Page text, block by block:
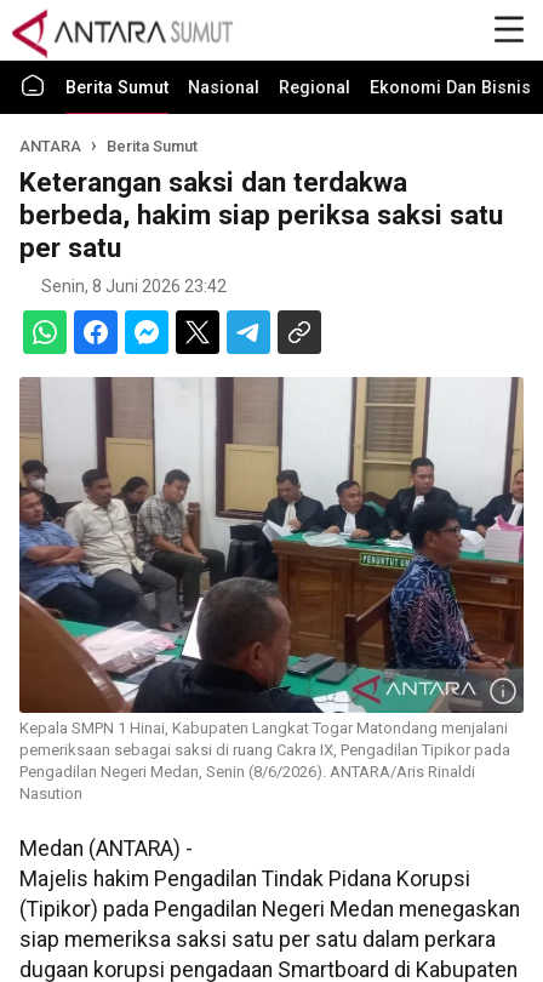
Berita Sumut Nasional Regional Ekonomi Dan Bisnis
ANTARA Berita Sumut
Keterangan saksi dan terdakwa
berbeda, hakim siap periksa saksi satu
per satu
Senin, 8 Juni 2026 23:42
Kepala SMPN 1 Hinai, Kabupaten Langkat Togar Matondang menjalani
pemeriksaan sebagai saksi di ruang Cakra IX, Pengadilan Tipikor pada
Pengadilan Negeri Medan, Senin (8/6/2026). ANTARA/Aris Rinaldi
Nasution
Medan (ANTARA) -
Majelis hakim Pengadilan Tindak Pidana Korupsi
(Tipikor) pada Pengadilan Negeri Medan menegaskan
siap memeriksa saksi satu per satu dalam perkara
dugaan korupsi pengadaan Smartboard di Kabupaten